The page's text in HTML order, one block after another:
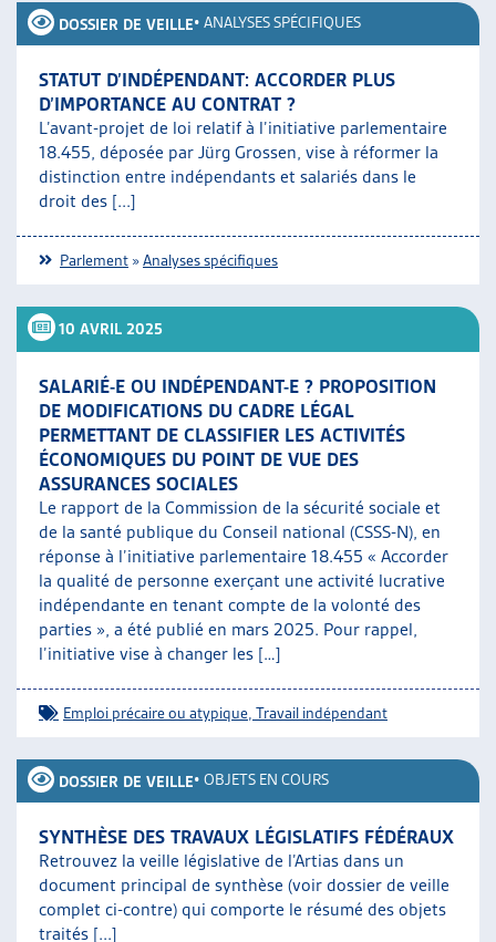
DOSSIER DE VEILLE• ANALYSES SPÉCIFIQUES
STATUT D’INDÉPENDANT: ACCORDER PLUS
D’IMPORTANCE AU CONTRAT ?
L’avant-projet de loi relatif à l’initiative parlementaire
18.455, déposée par Jürg Grossen, vise à réformer la
distinction entre indépendants et salariés dans le
droit des [...]
Parlement »Analyses spécifiques
10 AVRIL 2025
SALARIÉ-E OU INDÉPENDANT-E ? PROPOSITION
DE MODIFICATIONS DU CADRE LÉGAL
PERMETTANT DE CLASSIFIER LES ACTIVITÉS
ÉCONOMIQUES DU POINT DE VUE DES
ASSURANCES SOCIALES
Le rapport de la Commission de la sécurité sociale et
de la santé publique du Conseil national (CSSS-N), en
réponse à l’initiative parlementaire 18.455 « Accorder
la qualité de personne exerçant une activité lucrative
indépendante en tenant compte de la volonté des
parties », a été publié en mars 2025. Pour rappel,
l’initiative vise à changer les […]
Emploi précaire ou atypique Travail indépendant
DOSSIER DE VEILLE• OBJETS EN COURS
SYNTHÈSE DES TRAVAUX LÉGISLATIFS FÉDÉRAUX
Retrouvez la veille législative de l’Artias dans un
document principal de synthèse (voir dossier de veille
complet ci-contre) qui comporte le résumé des objets
traités [...]